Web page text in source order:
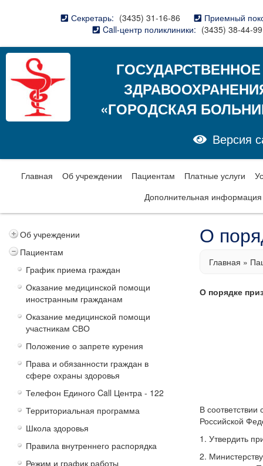
Секретарь: (3435) 31-16-86
Приемный
Call-центр поликлиники: (3435) 38-44-99
«ГОРОДСКАЯ
Версия
Главная Об учреждении Пациентам Платные услуги
Дополнительная информация
Об учреждении
Пациентам
График приема граждан
Оказание медицинской помощи
иностранным гражданам
Оказание медицинской помощи
участникам СВО
Положение о запрете курения
Права и обязанности граждан в
сфере охраны здоровья
Телефон Единого Call Центра - 122
Территориальная программа
Школа здоровья
Правила внутреннего распорядка
Режим и график работы
О
Главная »
О порядке
В
Российской
1. Утвердить
2.